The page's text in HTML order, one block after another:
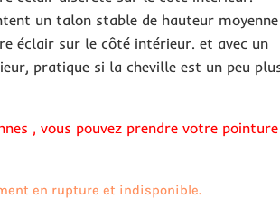
un talon stable de hauteur
éclair sur le côté intérieur. et avec un
pratique si la cheville est un peu
, vous pouvez prendre votre pointure
en rupture et indisponible.